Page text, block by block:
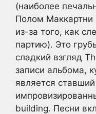
(наиболее
Полом
из-за того, как
партию). Это
сладкий взгляд
записи альбома,
является
building. Песни